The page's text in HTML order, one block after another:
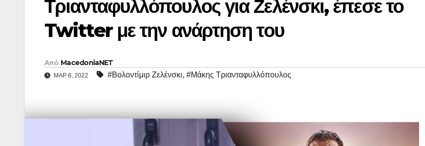
Τριανταφυλλόπουλος για Ζελένσκι, έπεσε το
Twitter με την ανάρτηση του
Από MacedoniaNET
ΜΑΡ 6, 2022 #Βολοντίμιρ Ζελένσκι, #Μάκης Τριανταφυλλόπουλος